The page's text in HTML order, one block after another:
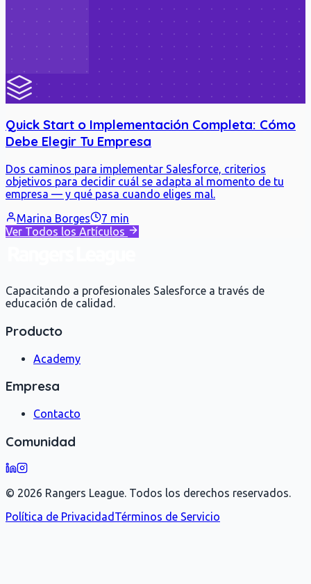
Quick Start o Implementación Completa: Cómo
Debe Elegir Tu Empresa
Dos caminos para implementar Salesforce, criterios
objetivos para decidir cuál se adapta al momento de tu
empresa — y qué pasa cuando eliges mal.
Marina Borges
7 min
Ver Todos los Artículos
Capacitando a profesionales Salesforce a través de
educación de calidad.
Producto
Academy
Empresa
Contacto
Comunidad
© 2026 Rangers League. Todos los derechos reservados.
Política de Privacidad Términos de Servicio